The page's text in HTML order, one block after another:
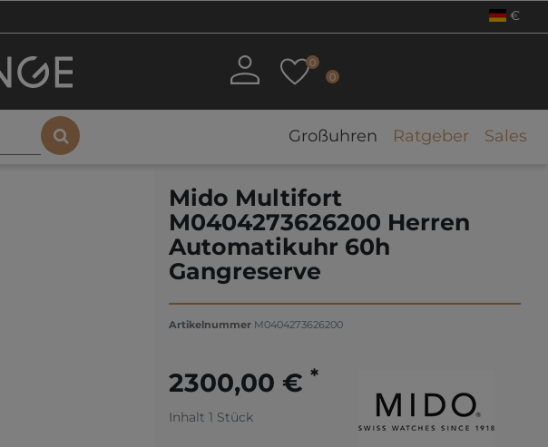
€
0
0
Großuhren Ratgeber Sales
Mido Multifort
M0404273626200 Herren
Automatikuhr 60h
Gangreserve
Artikelnummer M0404273626200
2300,00 € *
Inhalt 1 Stück